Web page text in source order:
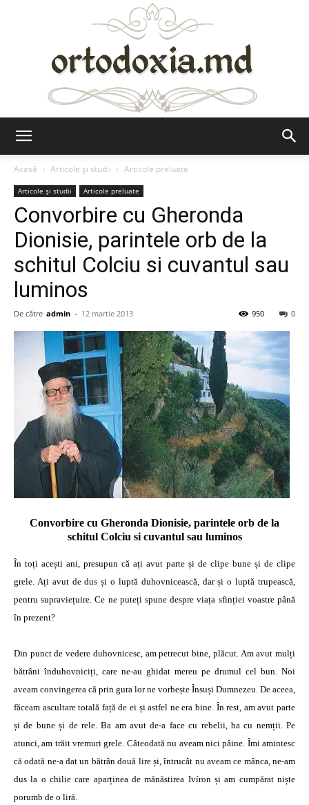
Acasă
Articole şi studii Articole preluate
Articole şi studii Articole preluate
Convorbire cu Gheronda
Dionisie, parintele orb de la
schitul Colciu si cuvantul sau
luminos
De către admin - 12 martie 2013 0
950
Convorbire cu Gheronda Dionisie, parintele orb de la
schitul Colciu si cuvantul sau luminos
În toți acești ani, presupun că ați avut parte și de clipe bune și de clipe
grele. Ați avut de dus și o luptă duhovnicească, dar și o luptă trupească,
pentru supraviețuire. Ce ne puteți spune despre viața sfinției voastre până
în prezent?
Din punct de vedere duhovnicesc, am petrecut bine, plăcut. Am avut mulți
bătrâni înduhovniciți, care ne-au ghidat mereu pe drumul cel bun. Noi
aveam convingerea că prin gura lor ne vorbește Însuși Dumnezeu. De aceea,
făceam ascultare totală față de ei și astfel ne era bine. În rest, am avut parte
și de bune și de rele. Ba am avut de-a face cu rebelii, ba cu nemții. Pe
atunci, am trăit vremuri grele. Câteodată nu aveam nici pâine. Îmi amintesc
că odată ne-a dat un bătrân două lire și, întrucât nu aveam ce mânca, ne-am
dus la o chilie care aparținea de mănăstirea Ivíron și am cumpărat niște
porumb de o liră.